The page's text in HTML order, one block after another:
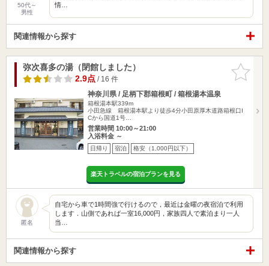
50代～
男性
情…
関連情報から探す
お気に入
りに追加
弥次喜多の湯（閉館しました）
2.9点/ 16 件
神奈川県 / 足柄下郡箱根町 / 箱根湯本温泉
箱根湯本駅339m
小田急線 箱根湯本駅より徒歩4分小田原厚木道路箱根口I
Cから国道1号…
営業時間 10:00～21:00
入浴料金 ～
日帰り 宿泊 格安（1,000円以下）
楽天トラベルの宿泊プランを見る
匿名
自宅から車で1時間強で行けるので，最近は金曜の夜宿泊で利用
します．山側であれば一室16,000円，家族四人で素泊まり一人
当…
関連情報から探す